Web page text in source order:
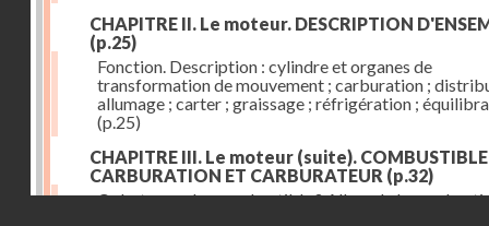
CHAPITRE II. Le moteur. DESCRIPTION
(p.25)
Fonction. Description : cylindre et organes de
transformation de mouvement ; carburation ;
allumage ; carter ; graissage ; réfrigération ;
(p.25)
CHAPITRE III. Le moteur (suite).
CARBURATION ET CARBURATEUR (p.32)
Qu'est-ce qu'un combustible ? Allure de la